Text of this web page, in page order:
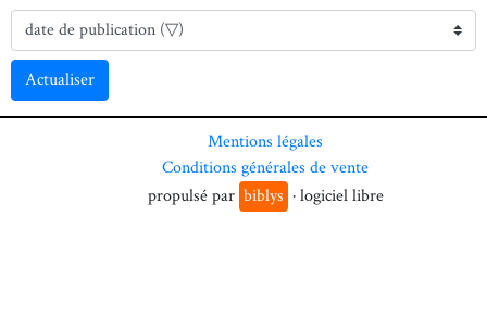
Actualiser
Mentions légales
Conditions générales de vente
propulsé par biblys · logiciel libre